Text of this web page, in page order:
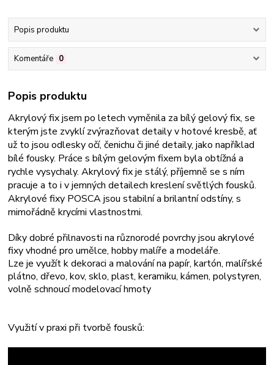
Popis produktu
Komentáře 0
Popis produktu
Akrylový fix jsem po letech vyměnila za bílý gelový fix, se
kterým jste zvyklí zvýrazňovat detaily v hotové kresbě, ať
už to jsou odlesky očí, čenichu či jiné detaily, jako například
bílé fousky. Práce s bílým gelovým fixem byla obtížná a
rychle vysychaly. Akrylový fix je stálý, příjemně se s ním
pracuje a to i v jemných detailech kreslení světlých fousků.
Akrylové fixy POSCA jsou stabilní a brilantní odstíny, s
mimořádně krycími vlastnostmi.
Díky dobré přilnavosti na různorodé povrchy jsou akrylové
fixy vhodné pro umělce, hobby malíře a modeláře.
Lze je využít k dekoraci a malování na papír, kartón, malířské
plátno, dřevo, kov, sklo, plast, keramiku, kámen, polystyren,
volně schnoucí modelovací hmoty
Využití v praxi při tvorbě fousků: